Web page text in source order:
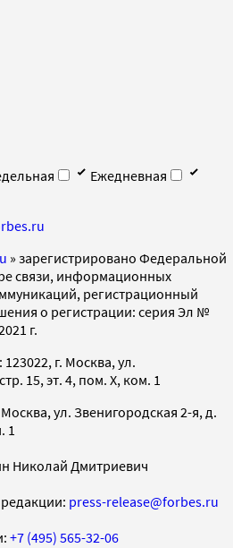
Ежедневная
» зарегистрировано Федеральной
связи, информационных
регистрационный
о регистрации: серия Эл №
г.
г. Москва, ул.
15, эт. 4, пом. X, ком. 1
ул. Звенигородская 2-я, д.
1
Николай Дмитриевич
press-release@forbes.ru
+7 (495) 565-32-06